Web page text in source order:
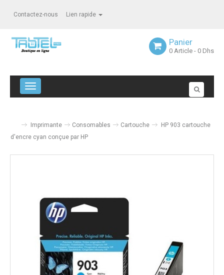
Contactez-nous Lien rapide
Panier
0 Article - 0 Dhs
Navigation bascule
Imprimante Consomables Cartouche
HP 903 cartouche
d'encre cyan conçue par HP